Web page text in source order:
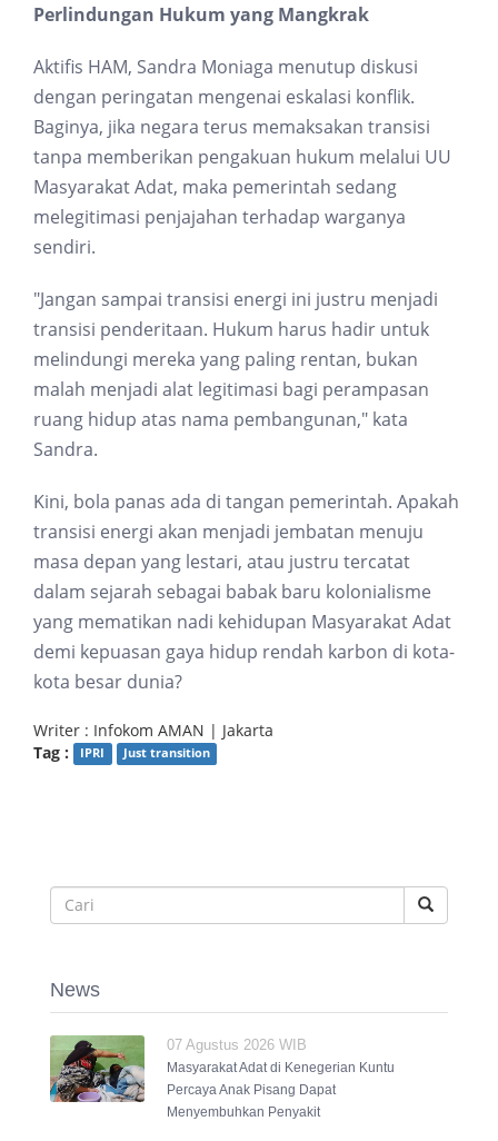
Perlindungan Hukum yang Mangkrak
Aktifis HAM, Sandra Moniaga menutup diskusi
dengan peringatan mengenai eskalasi konflik.
Baginya, jika negara terus memaksakan transisi
tanpa memberikan pengakuan hukum melalui UU
Masyarakat Adat, maka pemerintah sedang
melegitimasi penjajahan terhadap warganya
sendiri.
"Jangan sampai transisi energi ini justru menjadi
transisi penderitaan. Hukum harus hadir untuk
melindungi mereka yang paling rentan, bukan
malah menjadi alat legitimasi bagi perampasan
ruang hidup atas nama pembangunan," kata
Sandra.
Kini, bola panas ada di tangan pemerintah. Apakah
transisi energi akan menjadi jembatan menuju
masa depan yang lestari, atau justru tercatat
dalam sejarah sebagai babak baru kolonialisme
yang mematikan nadi kehidupan Masyarakat Adat
demi kepuasan gaya hidup rendah karbon di kota-
kota besar dunia?
Writer : Infokom AMAN | Jakarta
Tag :
IPRI Just transition
News
07 Agustus 2026 WIB
Masyarakat Adat di Kenegerian Kuntu
Percaya Anak Pisang Dapat
Menyembuhkan Penyakit